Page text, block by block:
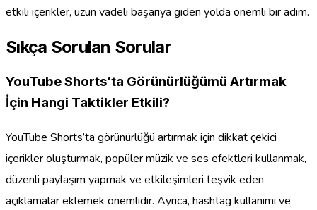
etkili içerikler, uzun vadeli başarıya giden yolda önemli bir adım.
Sıkça Sorulan Sorular
YouTube Shorts’ta Görünürlüğümü Artırmak
İçin Hangi Taktikler Etkili?
YouTube Shorts’ta görünürlüğü artırmak için dikkat çekici
içerikler oluşturmak, popüler müzik ve ses efektleri kullanmak,
düzenli paylaşım yapmak ve etkileşimleri teşvik eden
açıklamalar eklemek önemlidir. Ayrıca, hashtag kullanımı ve